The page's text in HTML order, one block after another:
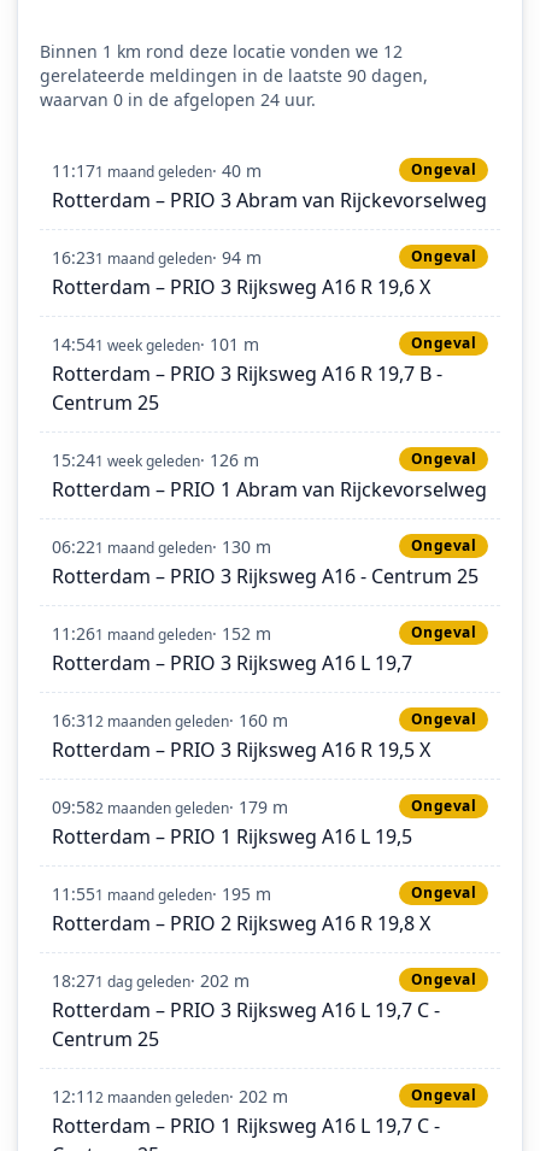
Binnen 1 km rond deze locatie vonden we 12
gerelateerde meldingen in de laatste 90 dagen,
waarvan 0 in de afgelopen 24 uur.
11:171 maand geleden· 40 m Ongeval
Rotterdam – PRIO 3 Abram van Rijckevorselweg
16:231 maand geleden· 94 m Ongeval
Rotterdam – PRIO 3 Rijksweg A16 R 19,6 X
14:541 week geleden· 101 m Ongeval
Rotterdam – PRIO 3 Rijksweg A16 R 19,7 B -
Centrum 25
15:241 week geleden· 126 m Ongeval
Rotterdam – PRIO 1 Abram van Rijckevorselweg
06:221 maand geleden· 130 m Ongeval
Rotterdam – PRIO 3 Rijksweg A16 - Centrum 25
11:261 maand geleden· 152 m Ongeval
Rotterdam – PRIO 3 Rijksweg A16 L 19,7
16:312 maanden geleden· 160 m Ongeval
Rotterdam – PRIO 3 Rijksweg A16 R 19,5 X
09:582 maanden geleden· 179 m Ongeval
Rotterdam – PRIO 1 Rijksweg A16 L 19,5
11:551 maand geleden· 195 m Ongeval
Rotterdam – PRIO 2 Rijksweg A16 R 19,8 X
18:271 dag geleden· 202 m Ongeval
Rotterdam – PRIO 3 Rijksweg A16 L 19,7 C -
Centrum 25
12:112 maanden geleden· 202 m Ongeval
Rotterdam – PRIO 1 Rijksweg A16 L 19,7 C -